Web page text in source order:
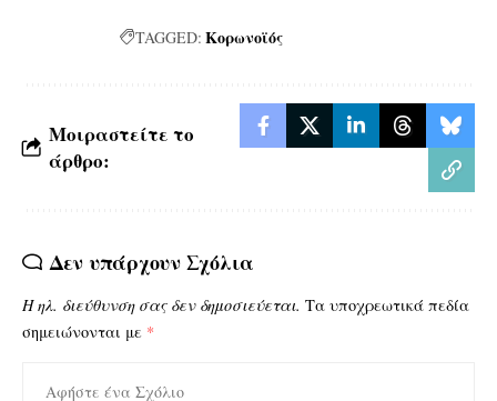
TAGGED: Κορωνοϊός
Μοιραστείτε το
άρθρο:
Δεν υπάρχουν Σχόλια
Η ηλ. διεύθυνση σας δεν δημοσιεύεται. Τα υποχρεωτικά πεδία
σημειώνονται με *